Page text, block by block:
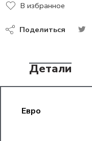
В избранное
Поделиться
Детали
Евро